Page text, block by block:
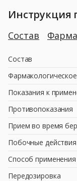
Состав
Состав
Показания к
Противопоказания
Прием во время
Побочные действия
Способ
Передозировка